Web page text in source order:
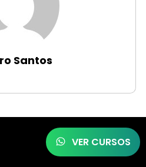
Santos
VER CURSOS